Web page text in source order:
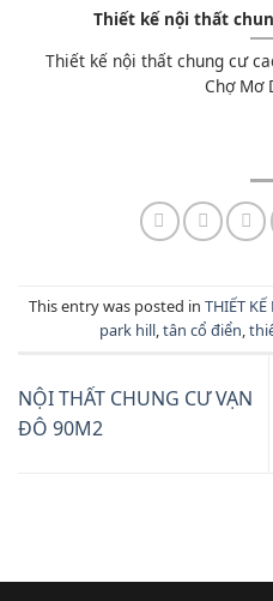
Thiết kế nội thất
Thiết kế nội thất chung cư
Chợ Mơ
This entry was posted in THIẾT
park hill,tân cổ điển,
NỘI THẤT CHUNG CƯ VẠN
ĐÔ 90M2